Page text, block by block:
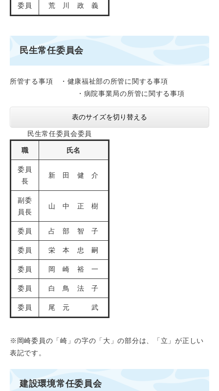
委員 荒 川 政 義
民生常任委員会
所管する事項 ・健康福祉部の所管に関する事項
・病院事業局の所管に関する事項
表のサイズを切り替える
民生常任委員会委員
職 氏名
委員
長
新 田 健 介
副委
員長
山 中 正 樹
委員 占 部 智 子
委員 栄 本 忠 嗣
委員 岡 崎 裕 一
委員 白 鳥 法 子
委員 尾 元 武
※岡崎委員の「崎」の字の「大」の部分は、「立」が正しい
表記です。
建設環境常任委員会